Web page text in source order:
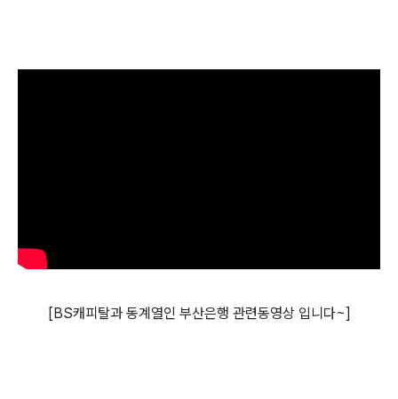
[BS캐피탈과 동계열인 부산은행 관련동영상 입니다~]